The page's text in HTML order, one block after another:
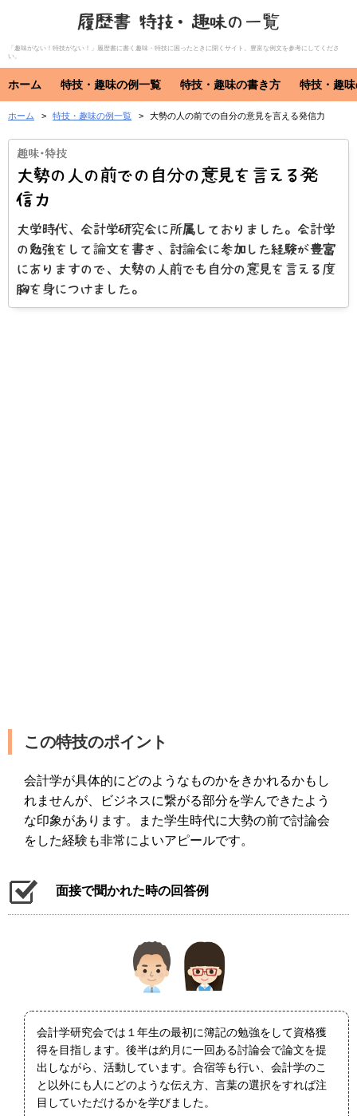
履歴書 特技・趣味の一覧
「趣味がない！特技がない！」履歴書に書く趣味・特技に困ったときに開くサイト。豊富な例文を参考にしてくださ
い。
ホーム 特技・趣味の例一覧
特技・趣味
資格・免許
特技・趣味の書き方
特技
趣味
資格・免許
特技・趣
ホーム 特技・趣味の例一覧 大勢の人の前での自分の意見を言える発信力
大勢の人の前での自分の意見を言える発
信力
大学時代、会計学研究会に所属しておりました。会計学
の勉強をして論文を書き、討論会に参加した経験が豊富
にありますので、大勢の人前でも自分の意見を言える度
胸を身につけました。
この特技のポイント
会計学が具体的にどのようなものかをきかれるかもし
れませんが、ビジネスに繋がる部分を学んできたよう
な印象があります。また学生時代に大勢の前で討論会
をした経験も非常によいアピールです。
面接で聞かれた時の回答例
会計学研究会では１年生の最初に簿記の勉強をして資格獲
得を目指します。後半は約月に一回ある討論会で論文を提
出しながら、活動しています。合宿等も行い、会計学のこ
と以外にも人にどのような伝え方、言葉の選択をすれば注
目していただけるかを学びました。